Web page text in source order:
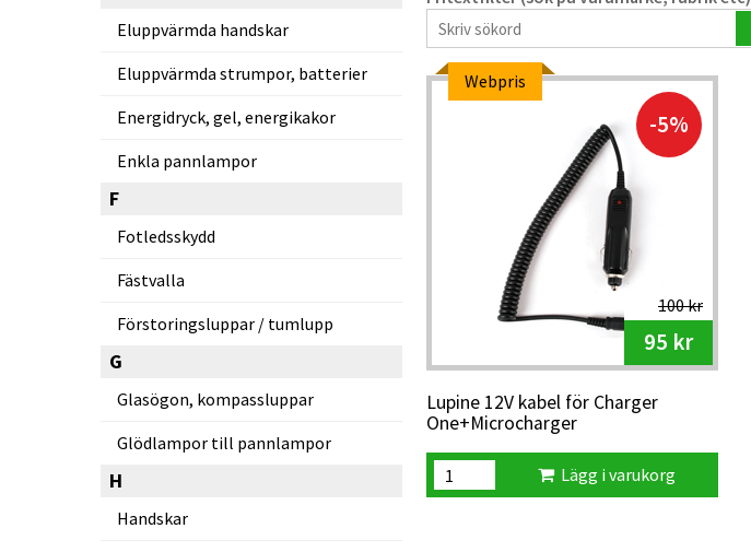
Eluppvärmda handskar
Eluppvärmda strumpor, batterier
Energidryck, gel, energikakor
Enkla pannlampor
F
Fotledsskydd
Fästvalla
Förstoringsluppar / tumlupp
G
Glasögon, kompassluppar
Glödlampor till pannlampor
H
Handskar
Webpris
-5%
100 kr
95 kr
Lupine 12V kabel för Charger
One+Microcharger
Lägg i varukorg